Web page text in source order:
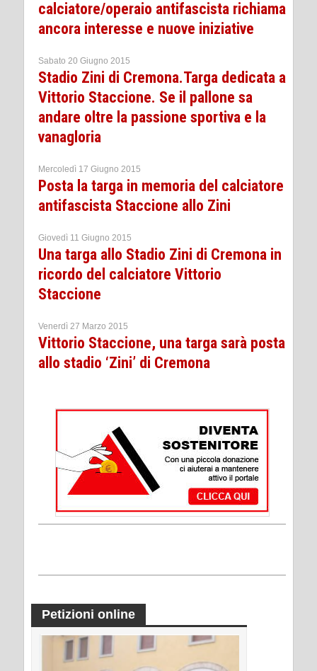
calciatore/operaio antifascista richiama
ancora interesse e nuove iniziative
Sabato 20 Giugno 2015
Stadio Zini di Cremona.Targa dedicata a
Vittorio Staccione. Se il pallone sa
andare oltre la passione sportiva e la
vanagloria
Mercoledì 17 Giugno 2015
Posta la targa in memoria del calciatore
antifascista Staccione allo Zini
Giovedì 11 Giugno 2015
Una targa allo Stadio Zini di Cremona in
ricordo del calciatore Vittorio
Staccione
Venerdì 27 Marzo 2015
Vittorio Staccione, una targa sarà posta
allo stadio ‘Zini’ di Cremona
Petizioni online